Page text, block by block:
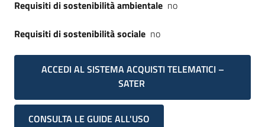
Requisiti di sostenibilità ambientale no
Requisiti di sostenibilità sociale no
ACCEDI AL SISTEMA ACQUISTI TELEMATICI –
SATER
CONSULTA LE GUIDE ALL'USO